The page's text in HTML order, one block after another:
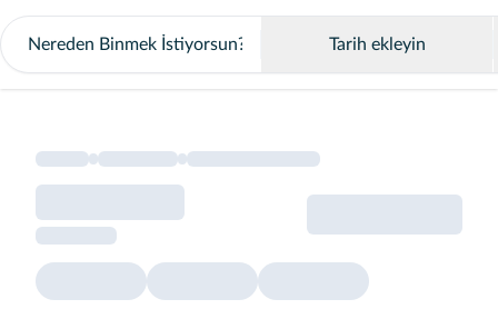
Tarih ekleyin